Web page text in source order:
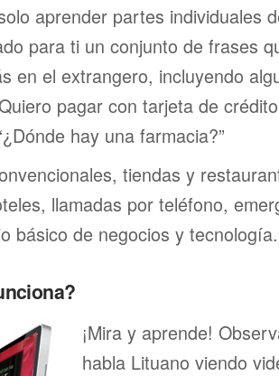
aprender partes individuales
para ti un conjunto de frases
en el extrangero, incluyendo
pagar con tarjeta de
hay una farmacia?”
tiendas y
llamadas por teléfono,
básico de negocios y tecnología.
¡Mira y aprende!
habla Lituano viendo